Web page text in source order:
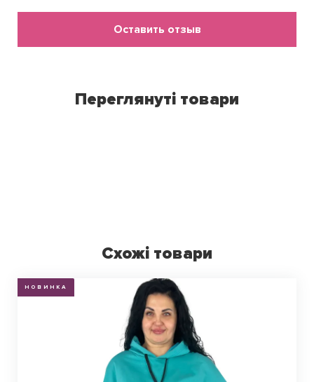
Оставить отзыв
Переглянуті товари
Схожі товари
НОВИНКА